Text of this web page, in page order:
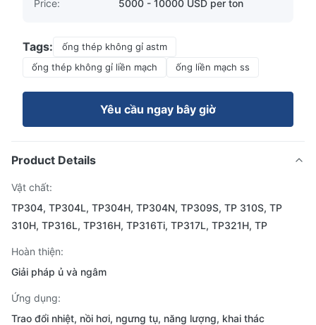
Price:
5000 - 10000 USD per ton
Tags:
ống thép không gỉ astm
ống thép không gỉ liền mạch
ống liền mạch ss
Yêu cầu ngay bây giờ
Product Details
Vật chất:
TP304, TP304L, TP304H, TP304N, TP309S, TP 310S, TP
310H, TP316L, TP316H, TP316Ti, TP317L, TP321H, TP
Hoàn thiện:
Giải pháp ủ và ngâm
Ứng dụng:
Trao đổi nhiệt, nồi hơi, ngưng tụ, năng lượng, khai thác